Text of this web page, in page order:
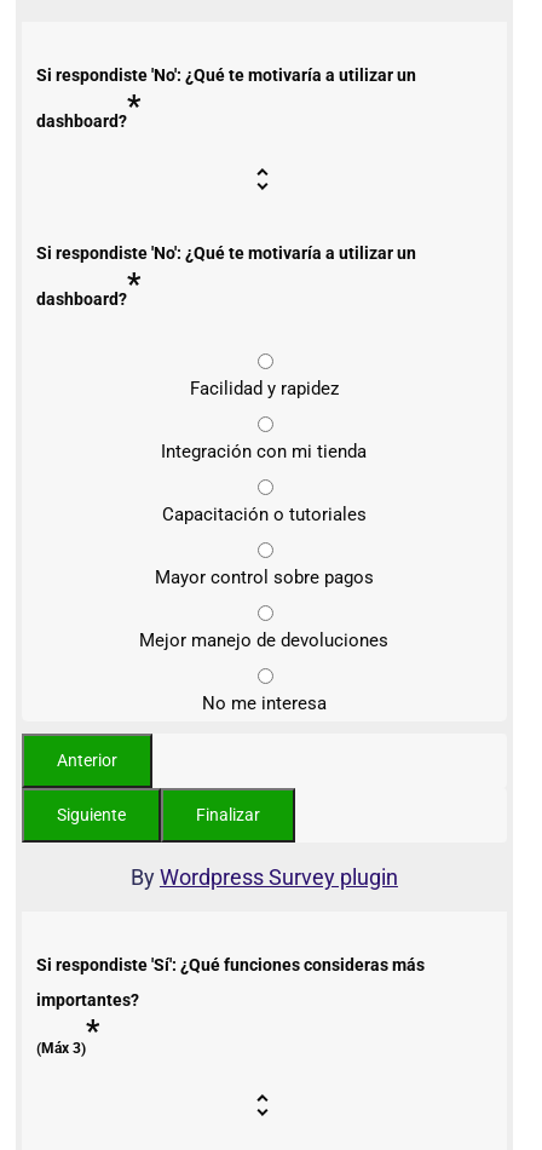
Si respondiste 'No': ¿Qué te motivaría a utilizar un
dashboard?*
Si respondiste 'No': ¿Qué te motivaría a utilizar un
dashboard?*
Facilidad y rapidez
Integración con mi tienda
Capacitación o tutoriales
Mayor control sobre pagos
Mejor manejo de devoluciones
No me interesa
ByWordpress Survey plugin
Si respondiste 'Sí': ¿Qué funciones consideras más
importantes?
(Máx 3)*